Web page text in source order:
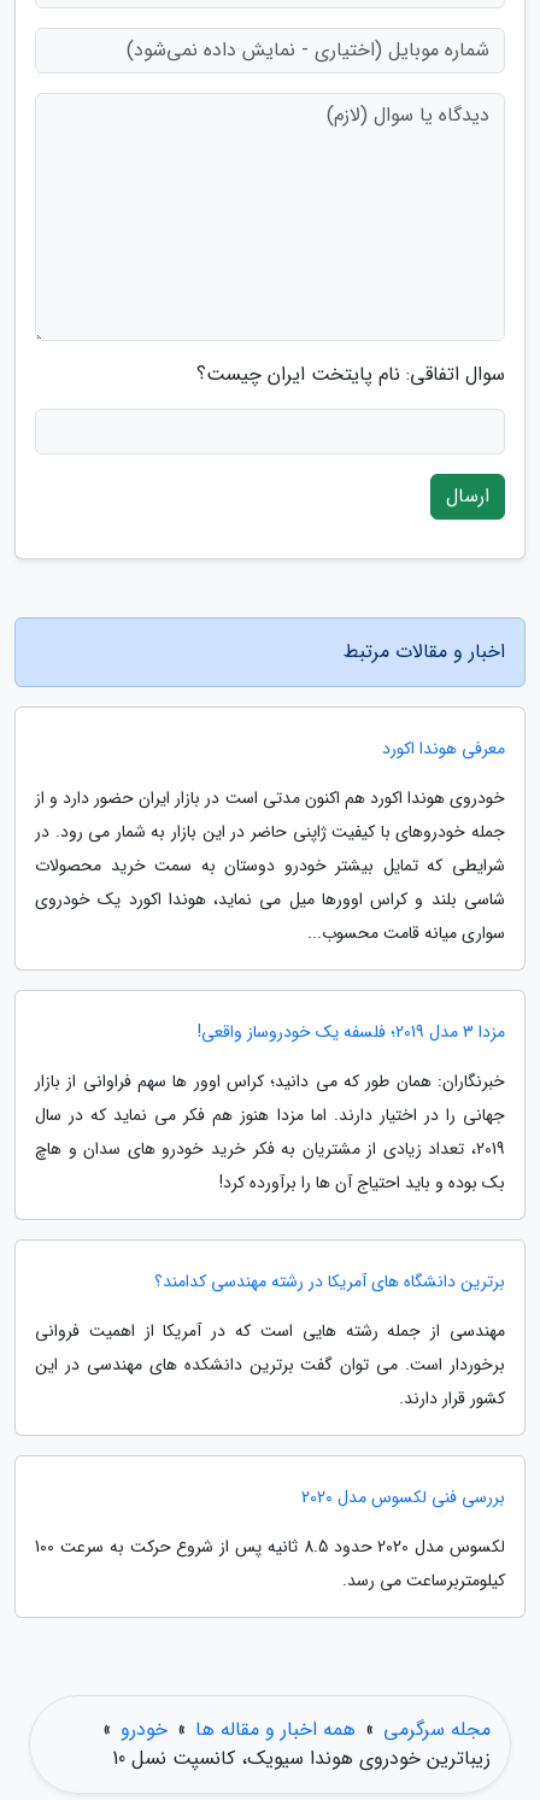
سوال اتفاقی: نام پایتخت ایران چیست؟
ارسال
اخبار و مقالات مرتبط
معرفی هوندا اکورد
خودروی هوندا اکورد هم اکنون مدتی است در بازار ایران حضور دارد و از
جمله خودروهای با کیفیت ژاپنی حاضر در این بازار به شمار می رود. در
شرایطی که تمایل بیشتر خودرو دوستان به سمت خرید محصولات
شاسی بلند و کراس اوورها میل می نماید، هوندا اکورد یک خودروی
سواری میانه قامت محسوب...
مزدا 3 مدل 2019؛ فلسفه یک خودروساز واقعی!
خبرنگاران: همان طور که می دانید؛ کراس اوور ها سهم فراوانی از بازار
جهانی را در اختیار دارند. اما مزدا هنوز هم فکر می نماید که در سال
2019، تعداد زیادی از مشتریان به فکر خرید خودرو های سدان و هاچ
بک بوده و باید احتیاج آن ها را برآورده کرد!
برترین دانشگاه های آمریکا در رشته مهندسی کدامند؟
مهندسی از جمله رشته هایی است که در آمریکا از اهمیت فروانی
برخوردار است. می توان گفت برترین دانشکده های مهندسی در این
کشور قرار دارند.
بررسی فنی لکسوس مدل 2020
لکسوس مدل 2020 حدود 8.5 ثانیه پس از شروع حرکت به سرعت 100
کیلومتربرساعت می رسد.
مجله سرگرمی » همه اخبار و مقاله ها » خودرو »
زیباترین خودروی هوندا سیویک، کانسپت نسل 10